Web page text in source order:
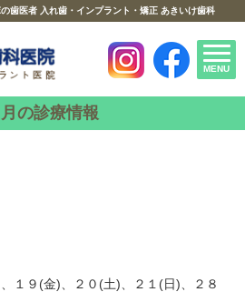
歯医者 入れ歯・インプラント・矯正 あきいけ歯科
MENU
月の診療情報
１９(金)、２０(土)、２１(日)、２８